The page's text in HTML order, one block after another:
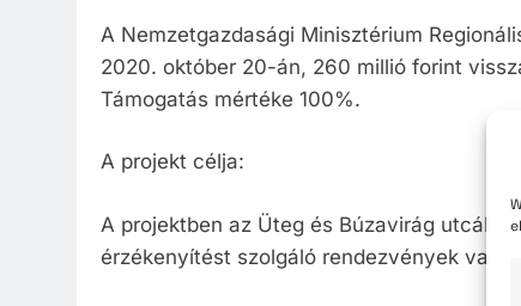
A Nemzetgazdasági Minisztérium
2020. október 20-án, 260 millió forint
Támogatás mértéke 100%.
A projekt célja:
A projektben az Üteg és Búzavirág utcák
érzékenyítést szolgáló rendezvények